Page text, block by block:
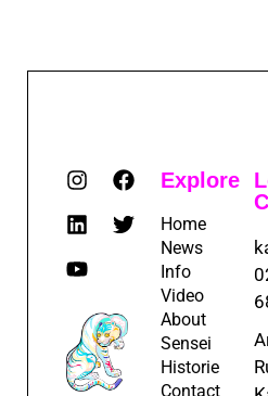
Explore
Home
News
Info
Video
About
Sensei
Historie
Contact